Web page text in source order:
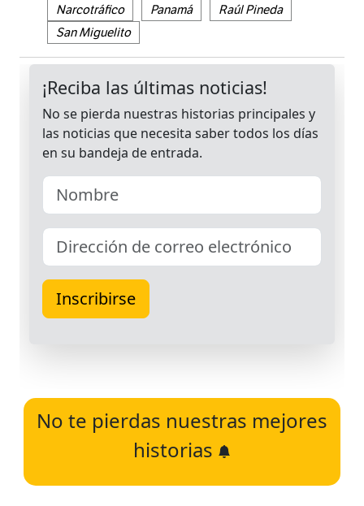
Narcotráfico
Panamá
Raúl Pineda
San Miguelito
No te pierdas nuestras mejores
historias